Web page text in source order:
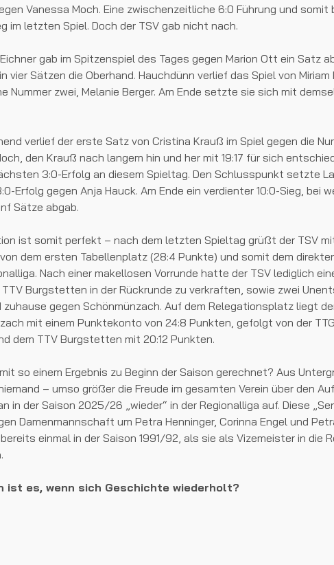
Vanessa Moch. Eine zwischenzeitliche 6:0 Führung und somit
im letzten Spiel. Doch der TSV gab nicht nach.
gab im Spitzenspiel des Tages gegen Marion Ott ein Satz
vier Sätzen die Oberhand. Hauchdünn verlief das Spiel von
Nummer zwei, Melanie Berger. Am Ende setzte sie sich mit
verlief der erste Satz von Cristina Krauß im Spiel gegen die
den Krauß nach langem hin und her mit 19:17 für sich
3:0-Erfolg an diesem Spieltag. Den Schlusspunkt setzte
Erfolg gegen Anja Hauck. Am Ende ein verdienter 10:0-Sieg, bei
Sätze abgab.
ist somit perfekt – nach dem letzten Spieltag grüßt der TSV
dem ersten Tabellenplatz (28:4 Punkte) und somit dem
Nach einer makellosen Vorrunde hatte der TSV lediglich
Burgstetten in der Rückrunde zu verkraften, sowie zwei
zuhause gegen Schönmünzach. Auf dem Relegationsplatz liegt
mit einem Punktekonto von 24:8 Punkten, gefolgt von der TTG
dem TTV Burgstetten mit 20:12 Punkten.
so einem Ergebnis zu Beginn der Saison gerechnet? Aus
– umso größer die Freude im gesamten Verein über den
in der Saison 2025/26 „wieder“ in der Regionalliga auf. Diese
Damenmannschaft um Petra Henninger, Corinna Engel und
einmal in der Saison 1991/92, als sie als Vizemeister in die
ist es, wenn sich Geschichte wiederholt?
ist nach der Saison"